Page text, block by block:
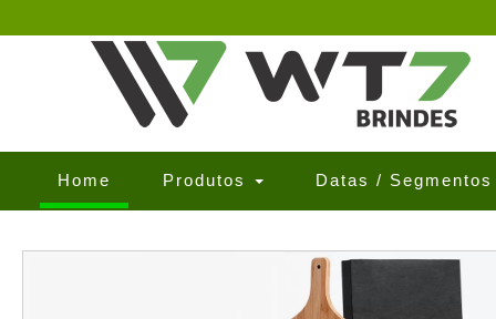
Home (current)Produtos Datas /